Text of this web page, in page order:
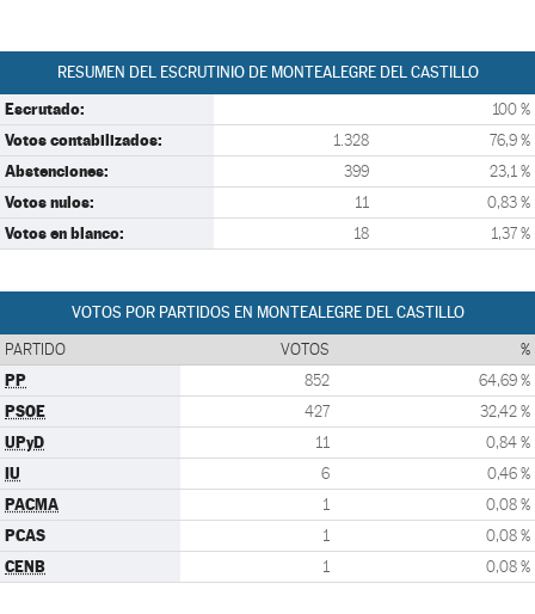
RESUMEN DEL ESCRUTINIO DE MONTEALEGRE DEL CASTILLO
Escrutado: 100 %
Votos contabilizados: 1.328 76,9 %
Abstenciones: 399 23,1 %
Votos nulos: 11 0,83 %
Votos en blanco: 18 1,37 %
VOTOS POR PARTIDOS EN MONTEALEGRE DEL CASTILLO
PARTIDO VOTOS %
PP 852 64,69 %
PSOE 427 32,42 %
UPyD 11 0,84 %
IU 6 0,46 %
PACMA 1 0,08 %
PCAS 1 0,08 %
CENB 1 0,08 %